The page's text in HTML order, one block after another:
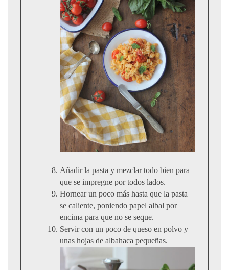
Añadir la pasta y mezclar todo bien para
que se impregne por todos lados.
Hornear un poco más hasta que la pasta
se caliente, poniendo papel albal por
encima para que no se seque.
Servir con un poco de queso en polvo y
unas hojas de albahaca pequeñas.